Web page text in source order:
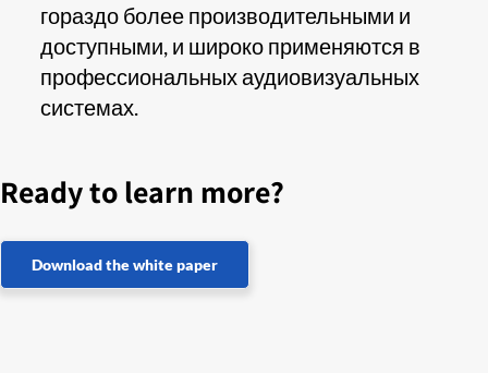
гораздо более производительными и
доступными, и широко применяются в
профессиональных аудиовизуальных
системах.
Ready to learn more?
Download the white paper